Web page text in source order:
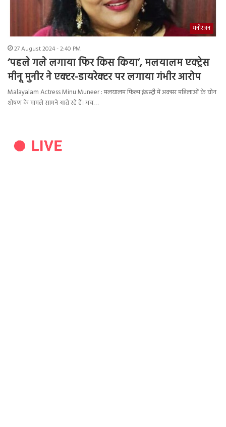
मनोरंजन
27 August 2024 - 2:40 PM
‘पहले गले लगाया फिर किस किया’, मलयालम एक्ट्रेस
मीनू मुनीर ने एक्टर-डायरेक्टर पर लगाया गंभीर आरोप
Malayalam Actress Minu Muneer : मलयालम फिल्म इंडस्ट्री में अक्सर महिलाओं के योन
शोषण के मामले सामने आते रहे हैं। अब…